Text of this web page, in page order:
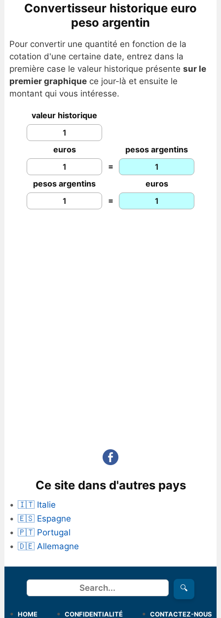
Convertisseur historique euro
peso argentin
Pour convertir une quantité en fonction de la
cotation d'une certaine date, entrez dans la
première case le valeur historique présente sur le
premier graphiquece jour-là et ensuite le
montant qui vous intéresse.
valeur historique
euros
pesos argentins
=
pesos argentins
euros
=
Ce site dans d'autres pays
🇮🇹 Italie
🇪🇸 Espagne
🇵🇹 Portugal
🇩🇪 Allemagne
Rechercher 🔍
HOME CONFIDENTIALITÉ CONTACTEZ-NOUS